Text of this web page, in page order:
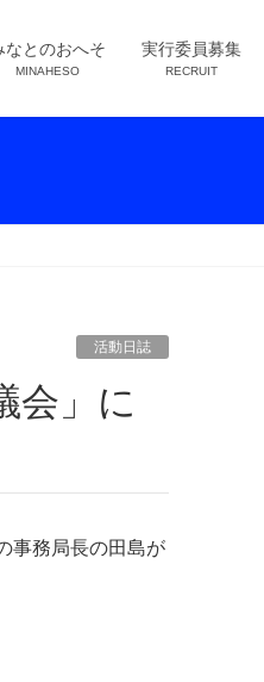
なとのおへそ
MINAHESO
実行委員募集
RECRUIT
活動日誌
事務局長の田島が